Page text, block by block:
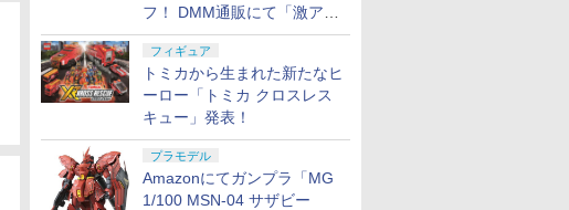
フ！ DMM通販にて「激ア
ツ！おもちゃ・ホビー夏セー
ル」が開催
フィギュア
トミカから生まれた新たなヒ
ーロー「トミカ クロスレス
キュー」発表！
プラモデル
Amazonにてガンプラ「MG
1/100 MSN-04 サザビー